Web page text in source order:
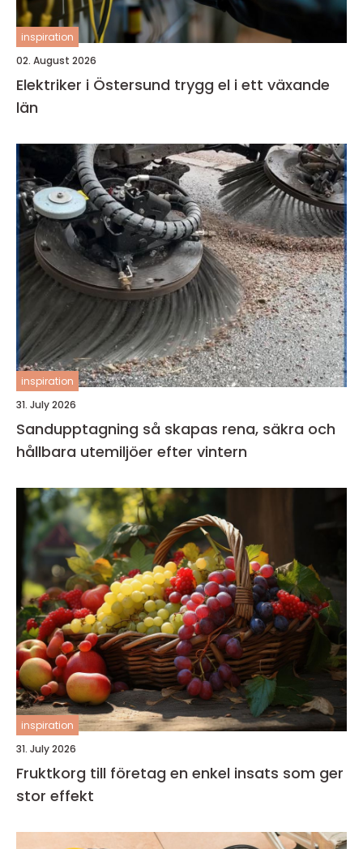
inspiration
02. August 2026
Elektriker i Östersund trygg el i ett växande
län
inspiration
31. July 2026
Sandupptagning så skapas rena, säkra och
hållbara utemiljöer efter vintern
inspiration
31. July 2026
Fruktkorg till företag en enkel insats som ger
stor effekt